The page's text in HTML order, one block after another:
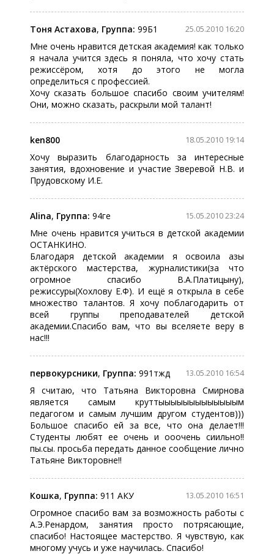
25.05.2010 16:20
Тоня Астахова, Группа: 99Б1
Мне очень нравится детская академия! как только
я начала учится здесь я поняла, что хочу стать
режиссёром, хотя до этого не могла
определиться с профессией.
Хочу сказать большое спасибо своим учителям!
Они, можно сказать, раскрыли мой талант!
18.05.2010 19:14
ken800
Хочу выразить благодарность за интересные
занятия, вдохновение и участие Зверевой Н.В. и
Прудовскому И.Е.
15.05.2010 23:24
Alina, Группа: 94ге
Мне очень нравится учиться в детской академии
ОСТАНКИНО.
Благодаря детской академии я освоила азы
актёрского мастерства, журналистики(за что
огромное спасибо В.А.Платицыну),
режиссуры(Хохлову Е.Ф). И ещё я открыла в себе
множество талантов. Я хочу поблагодарить от
всей группы преподавателей детской
академии.Спасибо вам, что вы вселяете веру в
нас!!!
13.05.2010 16:54
первокурсники, Группа: 991тжд
Я считаю, что Татьяна Викторовна Смирнова
является самым круттыыыыыыыыыыыыым
педагогом и самым лучшим другом студентов)))
Большое спасибо ей за все, что она делает!!!
Студенты любят ее очень и ооочень сиильно!!
пы.сы. просьба передать данное сообщение лично
Татьяне Викторовне!!
13.05.2010 16:51
Кошка, Группа: 911 АКУ
Огромное спасибо вам за возможность работы с
А.Э.Ренардом, занятия просто потрясающие,
спасибо! Настоящее мастерство. Я чувствую, как
многому учусь и уже научилась. Спасибо!